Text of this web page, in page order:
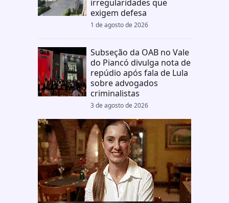
irregularidades que
exigem defesa
1 de agosto de 2026
Subseção da OAB no Vale
do Piancó divulga nota de
repúdio após fala de Lula
sobre advogados
criminalistas
3 de agosto de 2026